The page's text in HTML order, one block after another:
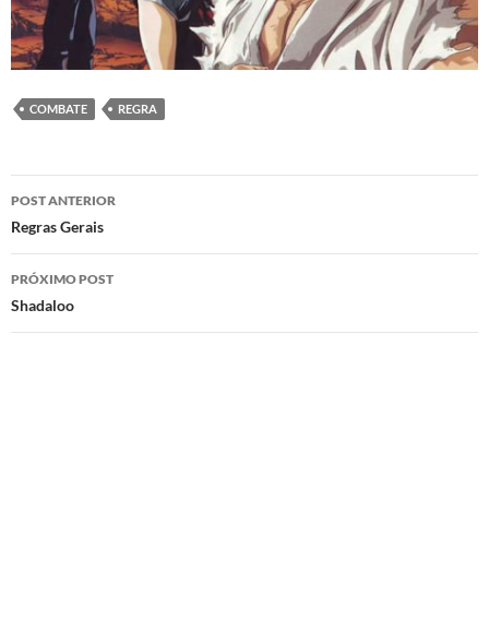
COMBATE REGRA
Navegação
de
posts
POST ANTERIOR
Regras Gerais
PRÓXIMO POST
Shadaloo